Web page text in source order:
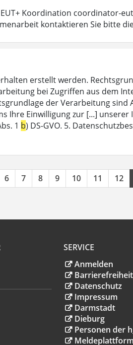
Koordination coordinator-
kontaktieren Sie bitte
erstellt werden.
bei Zugriffen aus dem
der Verarbeitung sind
Ihre Einwilligung zur [...]
1 b) DS-GVO. 5.
6 7 8 9 10 11 12
SERVICE
Anmelden
Barrierefreiheit
Datenschutz
Impressum
Darmstadt
Dieburg
Personen der
Meldeplattform